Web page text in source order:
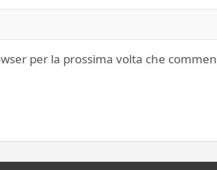
per la prossima volta che